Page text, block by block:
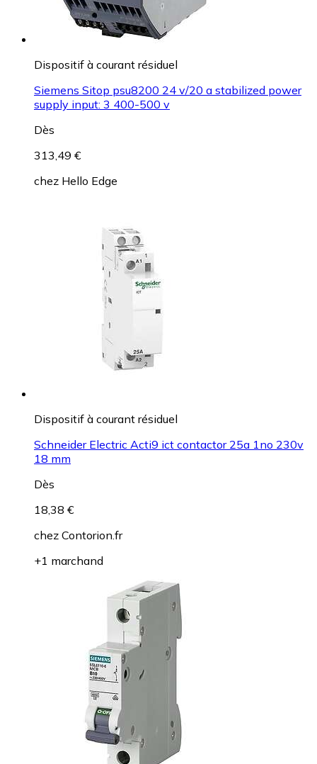
Dispositif à courant résiduel
Siemens Sitop psu8200 24 v/20 a stabilized power
supply input: 3 400-500 v
Dès
313,49 €
chez Hello Edge
Dispositif à courant résiduel
Schneider Electric Acti9 ict contactor 25a 1no 230v
18 mm
Dès
18,38 €
chez Contorion.fr
+1 marchand